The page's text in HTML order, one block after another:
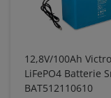
12,8V/100Ah
LiFePO4 Batterie
BAT512110610